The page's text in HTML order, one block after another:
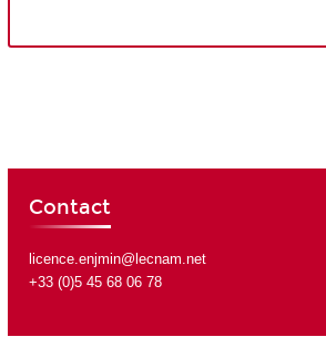
Contact
licence.enjmin@lecnam.net
+33 (0)5 45 68 06 78